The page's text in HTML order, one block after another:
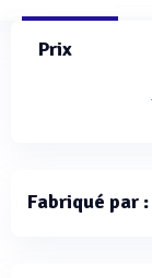
Prix
Fabriqué par :